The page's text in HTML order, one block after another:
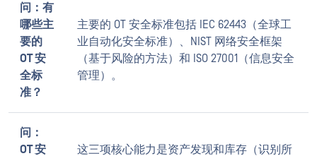
问：有
哪些主
要的
OT 安
全标
准？
主要的 OT 安全标准包括 IEC 62443（全球工
业自动化安全标准）、NIST 网络安全框架
（基于风险的方法）和 ISO 27001（信息安全
管理）。
问：
OT 安
这三项核心能力是资产发现和库存（识别所